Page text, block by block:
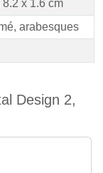
8.2 x 1.6 cm
arabesques
Design 2,